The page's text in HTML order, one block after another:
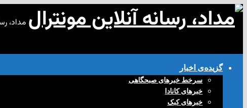
مداد،
گزیده‌ی‌ اخبار
سرخط خبرهای صبحگاهی
خبرهای کانادا
خبرهای کبک